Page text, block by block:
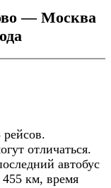
— Москва
отличаться.
автобус
км, время